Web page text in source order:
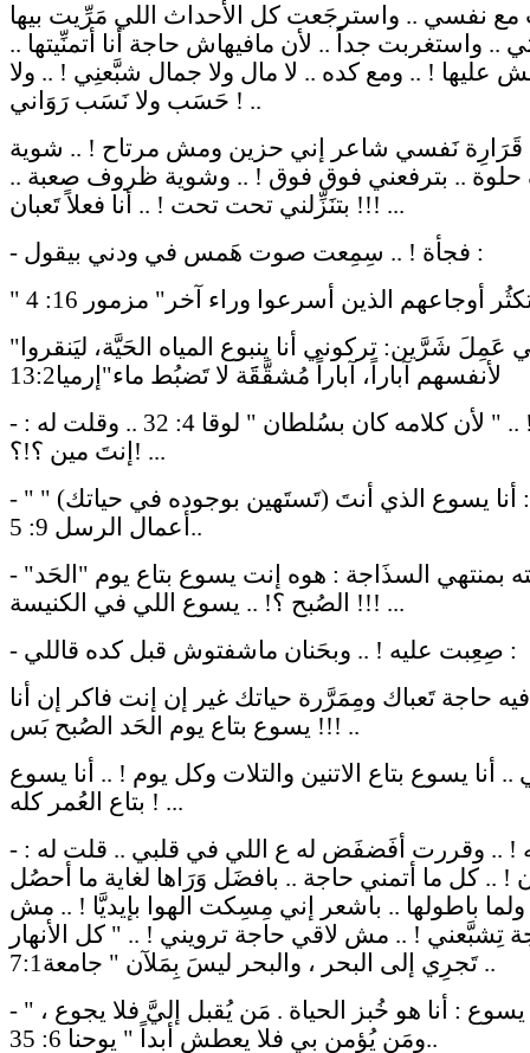
نفسي .. واسترجَعت كل الأحداث اللي مَرِّيت بيها
.. واستغربت جداً .. لأن مافيهاش حاجة أنا أتمنِّيتها ..
عليها ! .. ومع كده .. لا مال ولا جمال شبَّعنِي ! .. ولا
حَسَب ولا نَسَب رَوَاني ! ..
نَفسي شاعر إني حزين ومش مرتاح ! .. شوية
.. بترفعني فوق فوق ! .. وشوية ظروف صعبة ..
بتنَزِّلني تحت تحت ! .. أنا فعلاً تَعبان !!! ...
- فجأة ! .. سِمِعت صوت هَمس في ودني بيقول :
"لأن شعبي عَمِلَ شَرَّين: تركوني أنا ينبوع المياه الحَيَّة، ليَنقروا
لأنفسهم آباراً، آباراً مُشقَّقََة لا تَضبُط ماء"إرميا13:2
- خُفت ! .. " لأن كلامه كان بسُلطان " لوقا 4: 32 .. وقلت له :
إنتَ مين ؟!؟! ...
- " فقال لي : أنا يسوع الذي أنتَ (تَستَهين بوجوده في حياتك) "
أعمال الرسل 9: 5..
- سألته بمنتهي السذَاجة : هوه إنت يسوع بتاع يوم "الحَد"
الصُبح ؟! .. يسوع اللي في الكنيسة !!! ...
- صِعِبت عليه ! .. وبحَنان ماشفتوش قبل كده قاللي :
حاجة تَعباك ومِمَرَّرة حياتك غير إن إنت فاكر إن أنا
يسوع بتاع يوم الحَد الصُبح بَس !!! ..
.. أنا يسوع بتاع الاتنين والتلات وكل يوم ! .. أنا يسوع
بتاع العُمر كله ! ...
- ارتَحت له ! .. وقررت أفَضفَض له ع اللي في قلبي .. قلت له :
! .. كل ما أتمني حاجة .. بافضَل وَرَاها لغاية ما أحصُل
ولما باطولها .. باشعر إني مِسِكت الهوا بإيديَّا ! .. مش
تِشبَّعني ! .. مش لاقي حاجة ترويني ! .. " كل الأنهار
تَجرِي إلى البحر ، والبحر ليسَ بِمَلآن " جامعة7:1 ..
- " فقال يسوع : أنا هو خُبز الحياة . مَن يُقبل إليَّ فلا يجوع ،
ومَن يُؤمن بي فلا يعطش أبداً " يوحنا 6: 35..